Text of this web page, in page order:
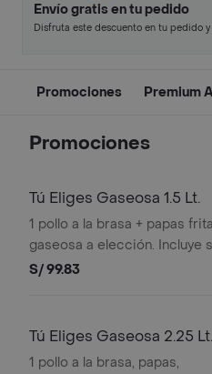
Envío gratis en tu pedido
Disfruta este descuento en tu pedido
Promociones Premium
Promociones
Tú Eliges Gaseosa 1.5 Lt.
1 pollo a la brasa + papas
gaseosa a elección. Incluye
mayonesa, vinagreta.
S/ 99.83
Tú Eliges Gaseosa 2.25 Lt.
1 pollo a la brasa, papas,